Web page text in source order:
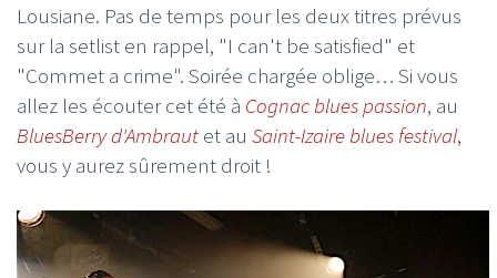
Lousiane. Pas de temps pour les deux titres prévus
sur la setlist en rappel, "I can't be satisfied" et
"Commet a crime". Soirée chargée oblige… Si vous
allez les écouter cet été à Cognac blues passion, au
BluesBerry d'Ambraut et au Saint-Izaire blues festival,
vous y aurez sûrement droit !